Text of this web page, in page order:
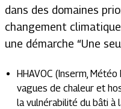
dans des domaines
changement
une démarche “Une
HHAVOC (Inserm,
vagues de chaleur et
la vulnérabilité du bâti à